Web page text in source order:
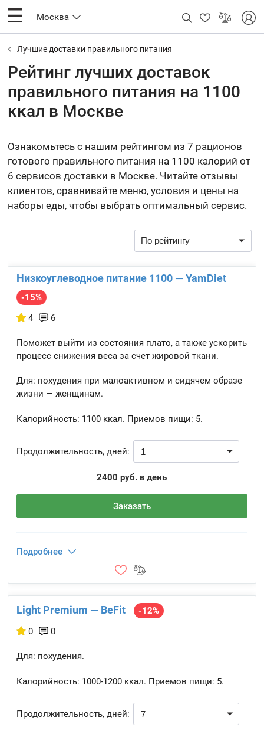
Москва
Лучшие доставки правильного питания
Рейтинг лучших доставок
правильного питания на 1100
ккал в Москве
Ознакомьтесь с нашим рейтингом из 7 рационов
готового правильного питания на 1100 калорий от
6 сервисов доставки в Москве. Читайте отзывы
клиентов, сравнивайте меню, условия и цены на
наборы еды, чтобы выбрать оптимальный сервис.
Низкоуглеводное питание 1100 — YamDiet
-15%
4
6
Поможет выйти из состояния плато, а также ускорить
процесс снижения веса за счет жировой ткани.
Для: похудения при малоактивном и сидячем образе
жизни — женщинам.
Калорийность: 1100 ккал. Приемов пищи: 5.
Продолжительность, дней:
2400 руб. в день
Заказать
Подробнее
Light Premium — BeFit
-12%
0
0
Для: похудения.
Калорийность: 1000-1200 ккал. Приемов пищи: 5.
Продолжительность, дней: